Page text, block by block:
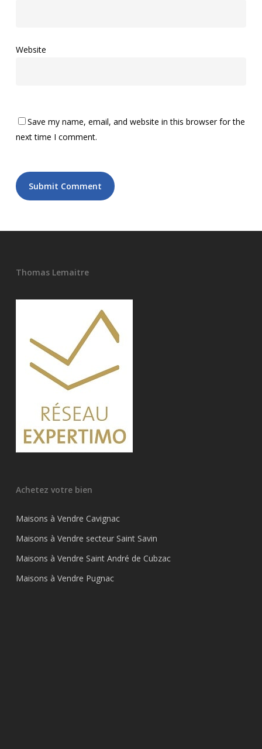
Website
Save my name, email, and website in this browser for the
next time I comment.
Thomas Lemaitre
Achetez votre bien
Maisons à Vendre Cavignac
Maisons à Vendre secteur Saint Savin
Maisons à Vendre Saint André de Cubzac
Maisons à Vendre Pugnac